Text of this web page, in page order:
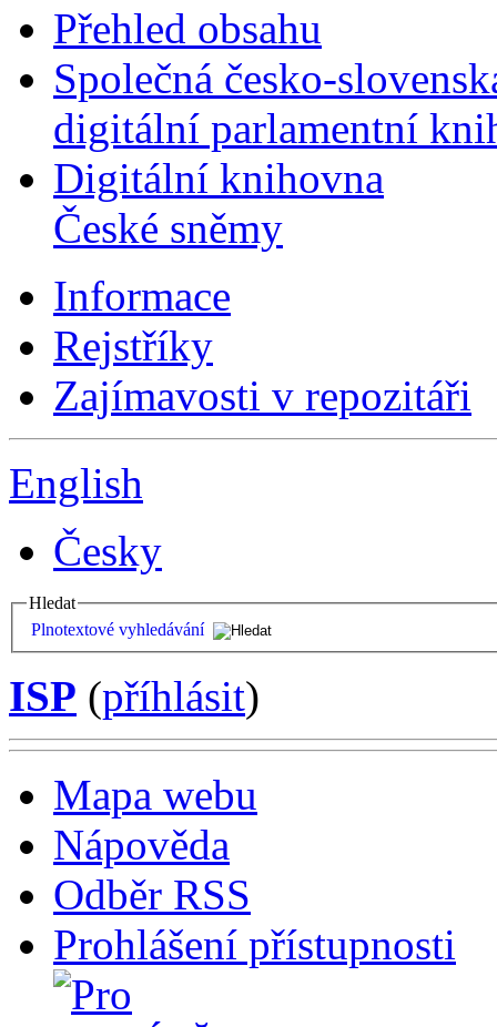
Přehled obsahu
Společná česko-
digitální parlamentní
Digitální knihovna
České sněmy
Informace
Rejstříky
Zajímavosti v repozitáři
English
Česky
Hledat
Plnotextové vyhledávání
ISP (příhlásit)
Mapa webu
Nápověda
Odběr RSS
Prohlášení přístupnosti